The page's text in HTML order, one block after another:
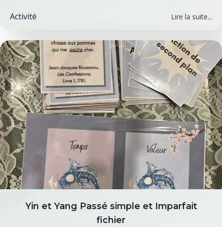
Activité Lire la suite...
Yin et Yang Passé simple et Imparfait
fichier